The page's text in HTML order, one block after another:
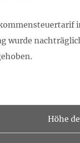
wurde
Höhe